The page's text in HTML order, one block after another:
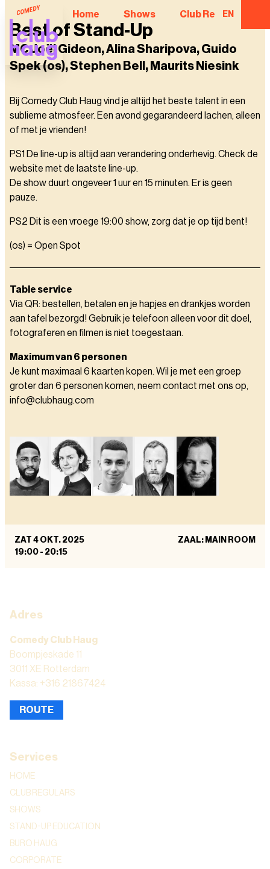
Home Shows Club Regulars
EN
Best of Stand-Up
MC Joël Gideon, Alina Sharipova, Guido
Spek (os), Stephen Bell, Maurits Niesink
Bij Comedy Club Haug vind je altijd het beste talent in een
sublieme atmosfeer. Een avond gegarandeerd lachen, alleen
of met je vrienden!
PS1 De line-up is altijd aan verandering onderhevig. Check de
website met de laatste line-up.
De show duurt ongeveer 1 uur en 15 minuten. Er is geen
pauze.
PS2 Dit is een vroege 19:00 show, zorg dat je op tijd bent!
(os) = Open Spot
Table service
Via QR: bestellen, betalen en je hapjes en drankjes worden
aan tafel bezorgd! Gebruik je telefoon alleen voor dit doel,
fotograferen en filmen is niet toegestaan.
Maximum van 6 personen
Je kunt maximaal 6 kaarten kopen. Wil je met een groep
groter dan 6 personen komen, neem contact met ons op,
info@clubhaug.com
ZAT 4 OKT. 2025
19:00 - 20:15
ZAAL: MAIN ROOM
Adres
Comedy Club Haug
Boompjeskade 11
3011 XE Rotterdam
Kassa: +316 21867424
ROUTE
Services
HOME
CLUB REGULARS
SHOWS
STAND-UP EDUCATION
BURO HAUG
CORPORATE